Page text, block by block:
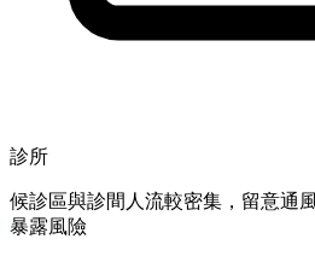
診所
候診區與診間人流較密集，留意通
暴露風險